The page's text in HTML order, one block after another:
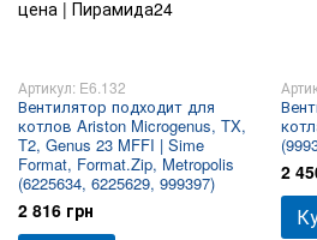
Артикул: E6.132
Вентилятор подходит для
котлов Ariston Microgenus, TX,
T2, Genus 23 MFFI | Sime
Format, Format.Zip, Metropolis
(6225634, 6225629, 999397)
2 816 грн
2